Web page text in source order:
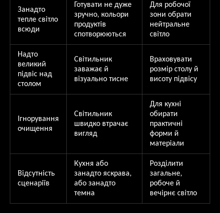
Занадто
тепле світло
всюди
Готувати не дуже
зручно, кольори
продуктів
спотворюються
Для робочої
зони обрати
нейтральне
світло
Надто
великий
підвіс над
столом
Світильник
заважає й
візуально тисне
Враховувати
розмір столу й
висоту підвісу
Ігнорування
очищення
Світильник
швидко втрачає
вигляд
Для кухні
обирати
практичні
форми й
матеріали
Відсутність
сценаріїв
Кухня або
занадто яскрава,
або занадто
темна
Розділити
загальне,
робоче й
вечірнє світло